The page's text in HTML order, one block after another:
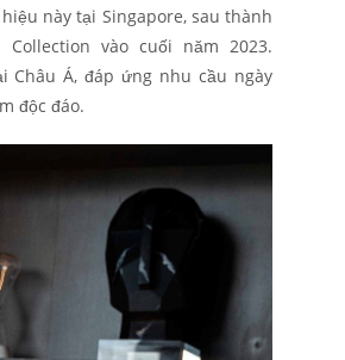
này tại Singapore, sau thành
vào cuối năm 2023.
Châu Á, đáp ứng nhu cầu ngày
độc đáo.